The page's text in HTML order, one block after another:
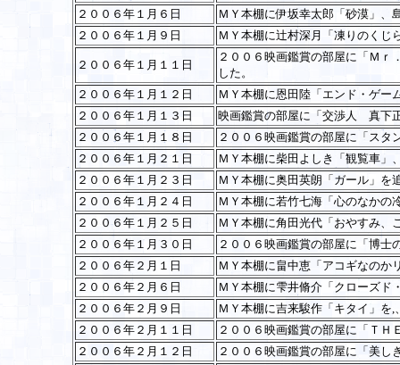
２００６年１月６日
ＭＹ本棚に伊坂幸太郎「砂漠」、
２００６年１月９日
ＭＹ本棚に辻村深月「凍りのくじ
２００６年１月１１日
２００６映画鑑賞の部屋に「Ｍｒ
した。
２００６年１月１２日
ＭＹ本棚に恩田陸「エンド・ゲー
２００６年１月１３日
映画鑑賞の部屋に「交渉人 真下
２００６年１月１８日
２００６映画鑑賞の部屋に「スタ
２００６年１月２１日
ＭＹ本棚に柴田よしき「観覧車」
２００６年１月２３日
ＭＹ本棚に奥田英朗「ガール」を
２００６年１月２４日
ＭＹ本棚に若竹七海「心のなかの
２００６年１月２５日
ＭＹ本棚に角田光代「おやすみ、
２００６年１月３０日
２００６映画鑑賞の部屋に「博士
２００６年２月１日
ＭＹ本棚に畠中恵「アコギなのか
２００６年２月６日
ＭＹ本棚に雫井脩介「クローズド
２００６年２月９日
ＭＹ本棚に吉来駿作「キタイ」を
２００６年２月１１日
２００６映画鑑賞の部屋に「Ｔ
２００６年２月１２日
２００６映画鑑賞の部屋に「美し